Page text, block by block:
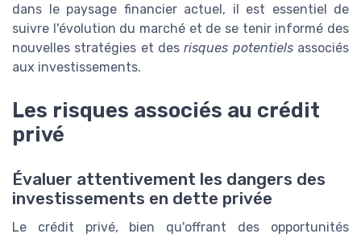
dans le paysage financier actuel, il est essentiel de
suivre l'évolution du marché et de se tenir informé des
nouvelles stratégies et desrisques potentielsassociés
aux investissements.
Les risques associés au crédit
privé
Évaluer attentivement les dangers des
investissements en dette privée
Le crédit privé, bien qu'offrant des opportunités